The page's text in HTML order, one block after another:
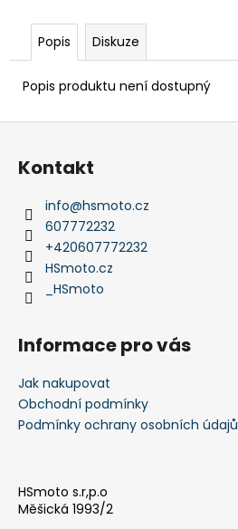
Popis Diskuze
Popis produktu není dostupný
Z
Kontakt
info@hsmoto.cz
607772232
+420607772232
HSmoto.cz
_HSmoto
Informace pro vás
Jak nakupovat
Obchodní podmínky
Podmínky ochrany osobních údajů
HSmoto s.r,p.o
Měšická 1993/2